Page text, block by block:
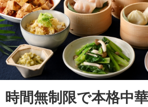
時間無制限で本格中